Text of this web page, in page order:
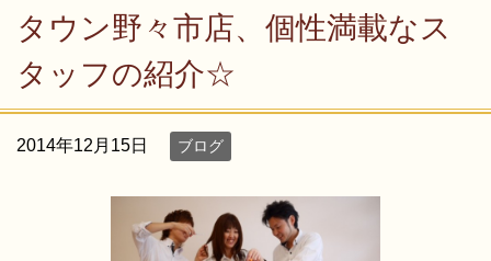
タウン野々市店、個性満載なス
タッフの紹介☆
2014年12月15日 ブログ